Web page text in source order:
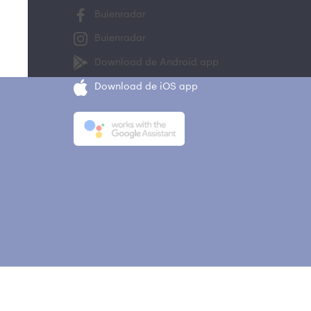
Buienradar
Buienradar
Download de Android app
Download de iOS app